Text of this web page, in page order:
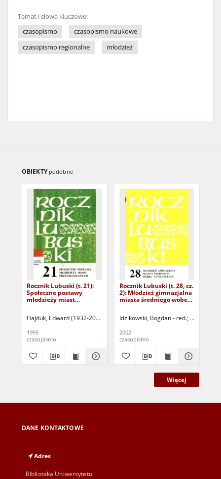
Temat i słowa kluczowe:
czasopismo
czasopismo naukowe
czasopismo regionalne
młodzież
OBIEKTY podobne
Rocznik Lubuski (t. 21):
Społeczne postawy
młodzieży miast
Hajduk, Edward (1932-2015) - red. Idzikowski, Bogdan Claben,
1995
czasopismo
Rocznik Lubuski (t. 28, cz.
2): Młodzież gimnazjalna
miasta średniego wobec
Idzikowski, Bogdan - red.
2002
czasopismo
Więcej
DANE KONTAKTOWE
Adres
Biblioteka Uniwersytetu